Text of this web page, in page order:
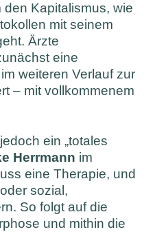
Kapitalismus, wie
mit seinem
Ärzte
eine
weiteren Verlauf zur
– mit vollkommenem
ein „totales
Herrmann im
eine Therapie, und
sozial,
So folgt auf die
und mithin die